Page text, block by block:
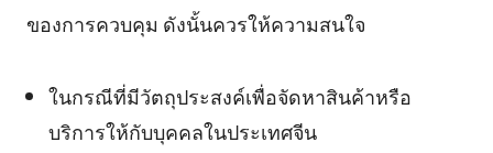
ของการควบคุม ดังนั้นควรให้ความสนใจ
ในกรณีที่มีวัตถุประสงค์เพื่อจัดหาสินค้าหรือ
บริการให้กับบุคคลในประเทศจีน